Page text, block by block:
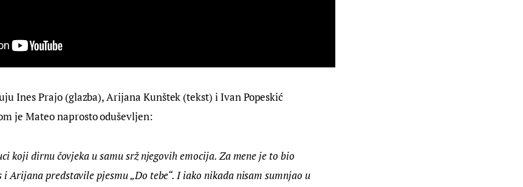
Ines Prajo (glazba), Arijana Kunštek (tekst) i Ivan Popeskić
je Mateo naprosto oduševljen:
koji dirnu čovjeka u samu srž njegovih emocija. Za mene je to bio
i Arijana predstavile pjesmu „Do tebe“. I iako nikada nisam sumnjao u